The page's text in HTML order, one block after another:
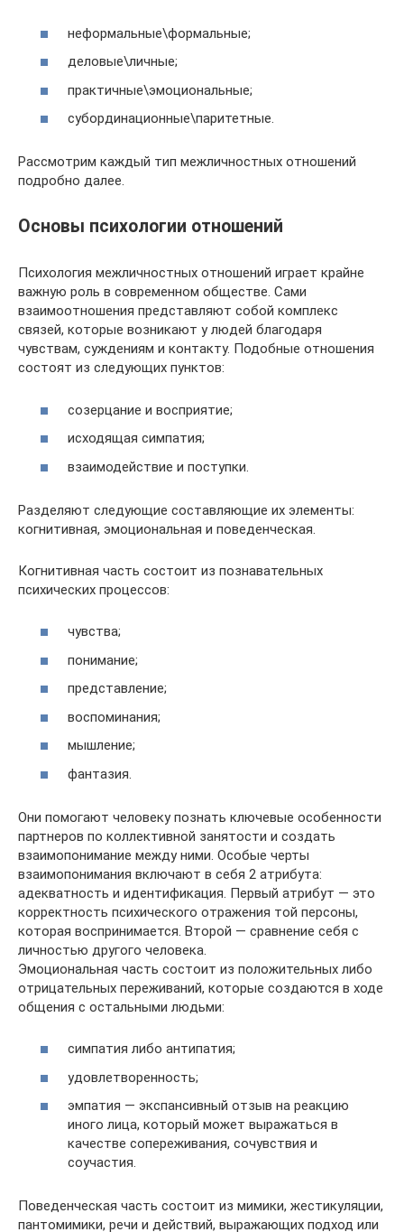
неформальные\формальные;
деловые\личные;
практичные\эмоциональные;
субординационные\паритетные.
Рассмотрим каждый тип межличностных отношений
подробно далее.
Основы психологии отношений
Психология межличностных отношений играет крайне
важную роль в современном обществе. Сами
взаимоотношения представляют собой комплекс
связей, которые возникают у людей благодаря
чувствам, суждениям и контакту. Подобные отношения
состоят из следующих пунктов:
созерцание и восприятие;
исходящая симпатия;
взаимодействие и поступки.
Разделяют следующие составляющие их элементы:
когнитивная, эмоциональная и поведенческая.
Когнитивная часть состоит из познавательных
психических процессов:
чувства;
понимание;
представление;
воспоминания;
мышление;
фантазия.
Они помогают человеку познать ключевые особенности
партнеров по коллективной занятости и создать
взаимопонимание между ними. Особые черты
взаимопонимания включают в себя 2 атрибута:
адекватность и идентификация. Первый атрибут — это
корректность психического отражения той персоны,
которая воспринимается. Второй — сравнение себя с
личностью другого человека.
Эмоциональная часть состоит из положительных либо
отрицательных переживаний, которые создаются в ходе
общения с остальными людьми:
симпатия либо антипатия;
удовлетворенность;
эмпатия — экспансивный отзыв на реакцию
иного лица, который может выражаться в
качестве сопереживания, сочувствия и
соучастия.
Поведенческая часть состоит из мимики, жестикуляции,
пантомимики, речи и действий, выражающих подход или